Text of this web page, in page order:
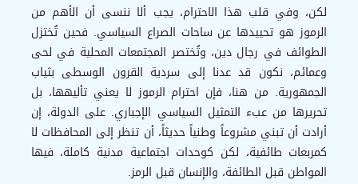
لكن، وفي قلب هذا الاحترام، يجب ألا ننسى أن الأهم من
الرموز هو تحييدها عن ساحات الصراع السياسي. فحين تُختزل
الطوائف في رجال دين، وتُختصر المجتمعات المحلية في لحى
وعمائم، نكون قد عدنا إلى سردية القرون الوسطى بثياب
الجمهورية. من هنا، فإن احترام الرموز لا يعني تأليهها، بل
تحريرها من عبء التمثيل السياسي الإجباري. على الدولة، إن
أرادت أن تبني مشروعاً وطنياً حديثاً، أن تنظر إلى المحافظات لا
كمربعات طائفية، لكن كوحدات اجتماعية مدنية كاملة، فيها
المواطن قبل الطائفة، والإنسان قبل الرمز.